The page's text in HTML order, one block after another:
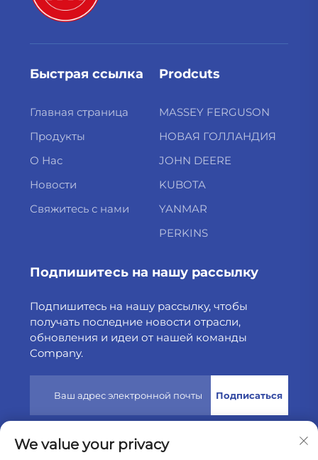
Быстрая ссылка
Главная страница
Продукты
О Нас
Новости
Свяжитесь с нами
Prodcuts
MASSEY FERGUSON
НОВАЯ ГОЛЛАНДИЯ
JOHN DEERE
KUBOTA
YANMAR
PERKINS
Подпишитесь на нашу рассылку
Подпишитесь на нашу рассылку, чтобы
получать последние новости отрасли,
обновления и идеи от нашей команды
Company.
Подписаться
Авторские права © 2025 защищены компанией Weltake
We value your privacy